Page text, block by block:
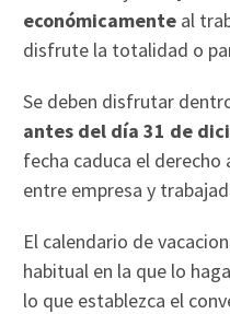
económicamente al
disfrute la totalidad o
Se deben disfrutar
antes del día 31 de
fecha caduca el
entre empresa y
El calendario de
habitual en la que lo
lo que establezca el